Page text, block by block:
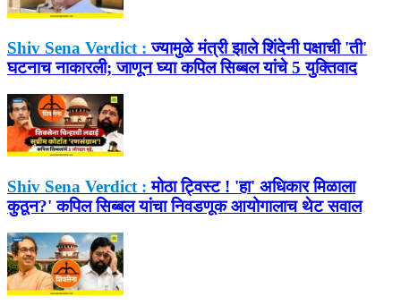
Shiv Sena Verdict : ज्यामुळे मंत्री झाले शिंदेनी पक्षाची 'ती'
घटनाच नाकारली; जाणून घ्या कपिल सिब्बल यांचे 5 युक्तिवाद
Shiv Sena Verdict : मोठा ट्विस्ट ! 'हा' अधिकार मिळाला
कुठून?' कपिल सिब्बल यांचा निवडणूक आयोगालाच थेट सवाल